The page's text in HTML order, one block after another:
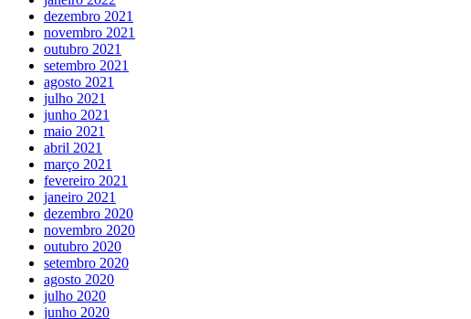
dezembro 2021
novembro 2021
outubro 2021
setembro 2021
agosto 2021
julho 2021
junho 2021
maio 2021
abril 2021
março 2021
fevereiro 2021
janeiro 2021
dezembro 2020
novembro 2020
outubro 2020
setembro 2020
agosto 2020
julho 2020
junho 2020